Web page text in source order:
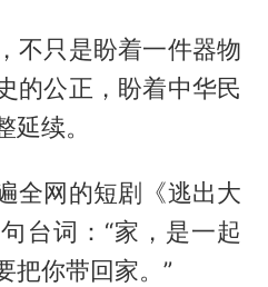
不只是盼着一件器物
的公正，盼着中华民
续。
全网的短剧《逃出大
台词：“家，是一起
把你带回家。”